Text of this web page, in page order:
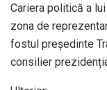
Cariera politică a
zona de
fostul președinte
consilier